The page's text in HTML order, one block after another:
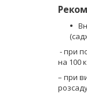
- при
на 100
– при